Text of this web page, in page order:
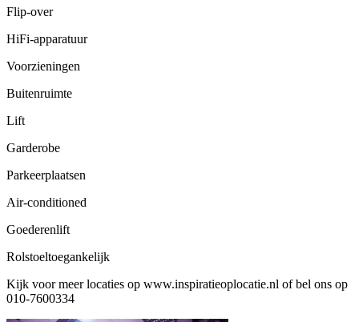
Flip-over
HiFi-apparatuur
Voorzieningen
Buitenruimte
Lift
Garderobe
Parkeerplaatsen
Air-conditioned
Goederenlift
Rolstoeltoegankelijk
Kijk voor meer locaties op www.inspiratieoplocatie.nl of bel ons op
010-7600334